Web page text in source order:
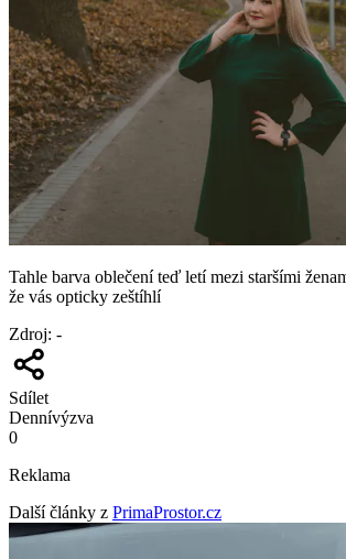
Tahle barva oblečení teď letí mezi staršími
že vás opticky zeštíhlí
Zdroj: -
Sdílet
Dennívýzva
0
Reklama
Další články z PrimaProstor.cz